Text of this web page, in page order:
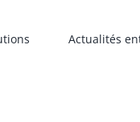
Actualités